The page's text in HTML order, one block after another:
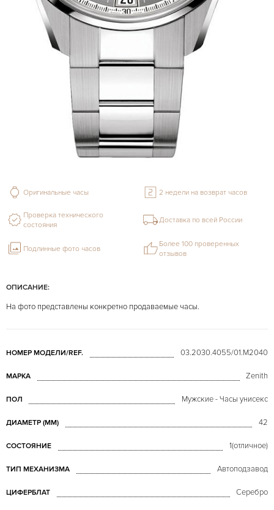
ОПИСАНИЕ:
На фото представлены конкретно продаваемые часы.
НОМЕР МОДЕЛИ/REF. 03.2030.4055/01.M2040
МАРКА Zenith
ПОЛ Мужские - Часы унисекс
ДИАМЕТР (MM) 42
СОСТОЯНИЕ 1(отличное)
ТИП МЕХАНИЗМА Автоподзавод
ЦИФЕРБЛАТ Серебро
Оригинальные часы 2 недели на возврат часов
Проверка технического
состояния
Доставка по всей России
Подлинные фото часов
Более 100 проверенных
отзывов